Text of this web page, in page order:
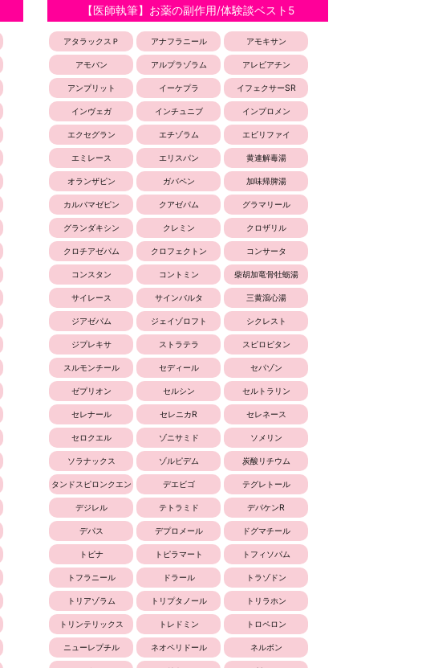
【医師執筆】お薬の副作用/体験談ベスト5
アタラックスＰ アナフラニール アモキサン
アモバン アルプラゾラム アレビアチン
アンプリット イーケプラ イフェクサーSR
インヴェガ インチュニブ インプロメン
エクセグラン エチゾラム エビリファイ
エミレース エリスパン 黄連解毒湯
オランザピン ガバペン 加味帰脾湯
カルバマゼピン クアゼパム グラマリール
グランダキシン クレミン クロザリル
クロチアゼパム クロフェクトン コンサータ
コンスタン コントミン 柴胡加竜骨牡蛎湯
サイレース サインバルタ 三黄瀉心湯
ジアゼパム ジェイゾロフト シクレスト
ジプレキサ ストラテラ スピロピタン
スルモンチール セディール セパゾン
ゼプリオン セルシン セルトラリン
セレナール セレニカR セレネース
セロクエル ゾニサミド ソメリン
ソラナックス ゾルピデム 炭酸リチウム
タンドスピロンクエン
酸塩
デエビゴ テグレトール
デジレル テトラミド デパケンR
デパス デプロメール ドグマチール
トピナ トピラマート トフィソパム
トフラニール ドラール トラゾドン
トリアゾラム トリプタノール トリラホン
トリンテリックス トレドミン トロペロン
ニューレプチル ネオペリドール ネルボン